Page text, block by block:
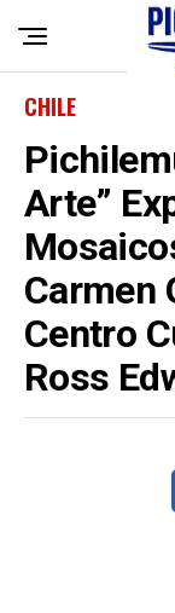
CHILE
Arte”
Carmen
Centro
Ross